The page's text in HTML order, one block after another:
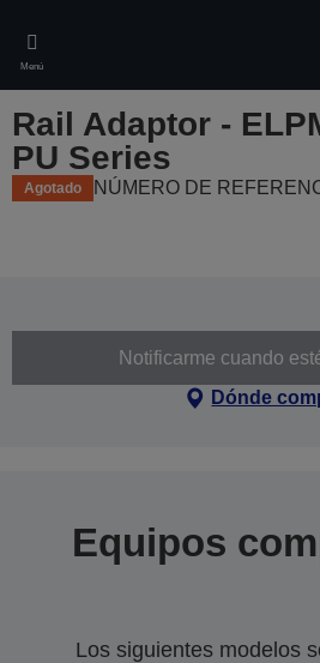
main
content
Menú
Rail Adaptor -
PU Series
Agotado NÚMERO DE
Notificarme cuando
Dónde
Equipos
Los siguientes modelos